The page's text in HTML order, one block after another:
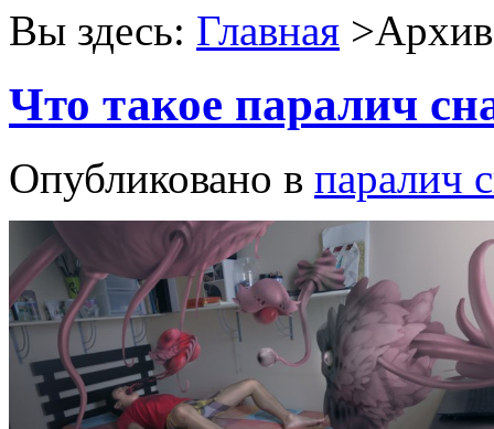
Вы здесь: Главная >Архив
Что такое паралич
Опубликовано в паралич